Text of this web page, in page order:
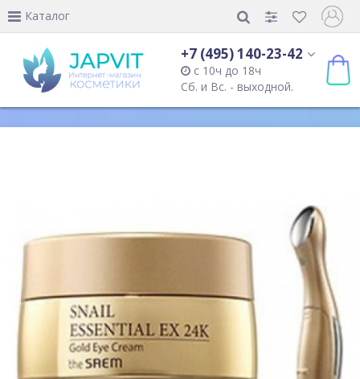
Каталог
+7 (495) 140-23-42
с 10ч до 18ч
Сб. и Вс. - выходной.